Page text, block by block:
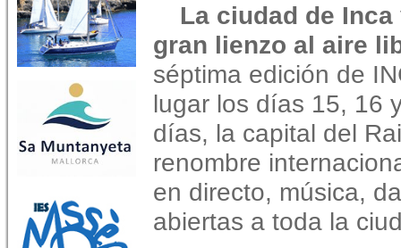
La ciudad de
gran lienzo al aire
séptima edición de
lugar los días 15, 16
días, la capital del
renombre
en directo, música,
abiertas a toda la